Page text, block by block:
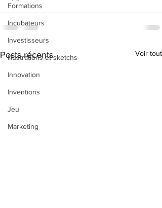
Formations
Incubateurs
Investisseurs
Illustrations et sketchs
Innovation
Inventions
Jeu
Marketing
Posts récents Voir tout